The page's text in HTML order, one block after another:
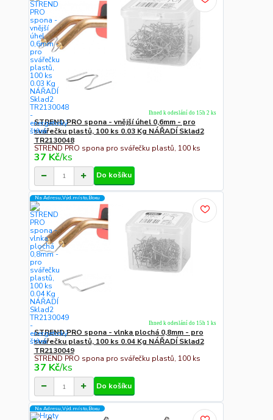
STREND PRO spona - vnější úhel 0,6mm - pro
svářečku plastů, 100 ks 0.03 Kg NÁŘADÍ Sklad2
TR2130048
STREND PRO spona pro svářečku plastů, 100 ks
37 Kč/ks
Ihned k odeslání do 15h 2 ks
Do košíku
Na Adresu,Výd.místo,Boxu
STREND PRO spona - vlnka plochá 0,8mm - pro
svářečku plastů, 100 ks 0.04 Kg NÁŘADÍ Sklad2
TR2130049
STREND PRO spona pro svářečku plastů, 100 ks
37 Kč/ks
Ihned k odeslání do 15h 1 ks
Do košíku
Na Adresu,Výd.místo,Boxu